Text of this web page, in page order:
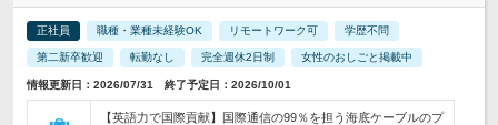
正社員 職種・業種未経験OK リモートワーク可 学歴不問
第二新卒歓迎 転勤なし 完全週休2日制 女性のおしごと掲載中
情報更新日：2026/07/31 終了予定日：2026/10/01
【英語力で国際貢献】国際通信の99％を担う海底ケーブルのプ